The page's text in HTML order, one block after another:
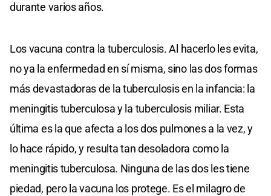
durante varios años.
Los vacuna contra la tuberculosis. Al hacerlo les evita,
no ya la enfermedad en sí misma, sino las dos formas
más devastadoras de la tuberculosis en la infancia: la
meningitis tuberculosa y la tuberculosis miliar. Esta
última es la que afecta a los dos pulmones a la vez, y
lo hace rápido, y resulta tan desoladora como la
meningitis tuberculosa. Ninguna de las dos les tiene
piedad, pero la vacuna los protege. Es el milagro de